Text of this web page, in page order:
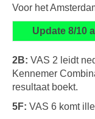
Voor het
Update 8/10
2B: VAS 2 leidt
Kennemer
resultaat boekt.
5F: VAS 6 komt